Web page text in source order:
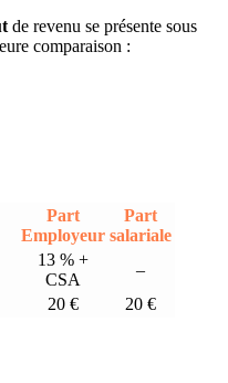
de revenu se présente sous
comparaison :
Part
Employeur
Part
salariale
13 % +
CSA
–
20 € 20 €